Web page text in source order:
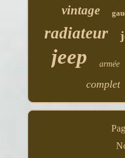
vintage
radiateur
jeep armée
complet